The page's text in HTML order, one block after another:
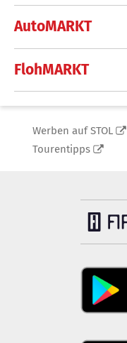
AutoMARKT
FlohMARKT
Werben auf STOL
Tourentipps